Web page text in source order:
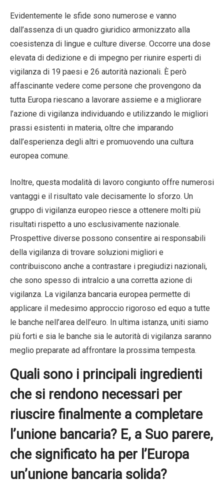
Evidentemente le sfide sono numerose e vanno
dall’assenza di un quadro giuridico armonizzato alla
coesistenza di lingue e culture diverse. Occorre una dose
elevata di dedizione e di impegno per riunire esperti di
vigilanza di 19 paesi e 26 autorità nazionali. È però
affascinante vedere come persone che provengono da
tutta Europa riescano a lavorare assieme e a migliorare
l’azione di vigilanza individuando e utilizzando le migliori
prassi esistenti in materia, oltre che imparando
dall’esperienza degli altri e promuovendo una cultura
europea comune.
Inoltre, questa modalità di lavoro congiunto offre numerosi
vantaggi e il risultato vale decisamente lo sforzo. Un
gruppo di vigilanza europeo riesce a ottenere molti più
risultati rispetto a uno esclusivamente nazionale.
Prospettive diverse possono consentire ai responsabili
della vigilanza di trovare soluzioni migliori e
contribuiscono anche a contrastare i pregiudizi nazionali,
che sono spesso di intralcio a una corretta azione di
vigilanza. La vigilanza bancaria europea permette di
applicare il medesimo approccio rigoroso ed equo a tutte
le banche nell’area dell’euro. In ultima istanza, uniti siamo
più forti e sia le banche sia le autorità di vigilanza saranno
meglio preparate ad affrontare la prossima tempesta.
Quali sono i principali ingredienti
che si rendono necessari per
riuscire finalmente a completare
l’unione bancaria? E, a Suo parere,
che significato ha per l’Europa
un’unione bancaria solida?